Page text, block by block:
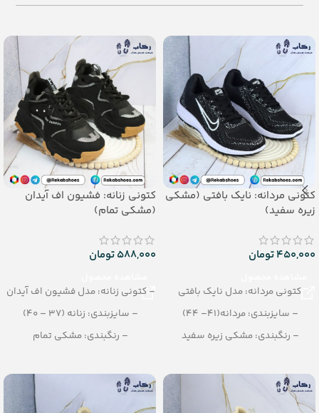
کتونی مردانه: نایک بافتی (مشکی
زیره سفید)
450,000تومان
کتونی مردانه: مدل نایک بافتی
– سایزبندی: مردانه(41– 44)
– رنگبندی: مشکی زیره سفید
کتونی زنانه: فشیون اف آیدان
(مشکی تمام)
588,000تومان
– کتونی زنانه: مدل فشیون اف آیدان
– سایزبندی: زنانه (37 – 40)
– رنگبندی: مشکی تمام